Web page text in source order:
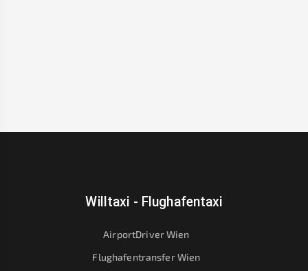
Willtaxi - Flughafentaxi
AirportDriver Wien
Flughafentransfer Wien